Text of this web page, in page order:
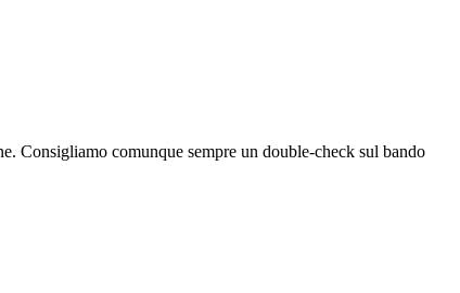
Consigliamo comunque sempre un double-check sul bando